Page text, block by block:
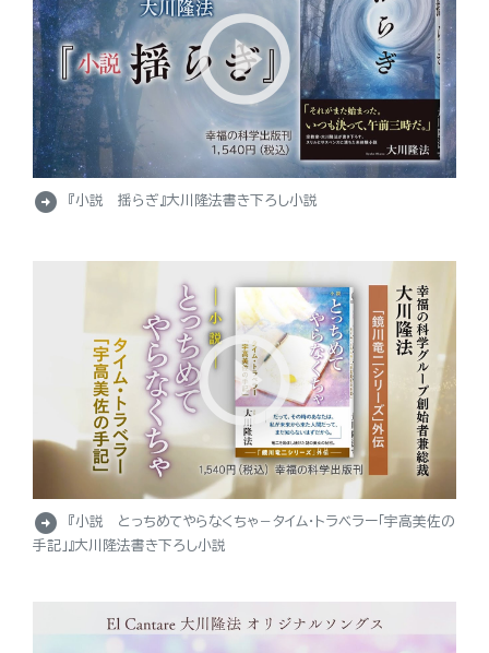
arrow_circle_right 『小説 揺らぎ』大川隆法書き下ろし小説
arrow_circle_right
『小説 とっちめてやらなくちゃ－タイム・トラベラー「宇高美佐の
手記」』大川隆法書き下ろし小説